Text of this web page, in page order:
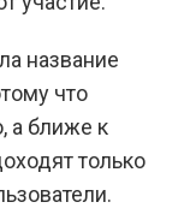
название
что
а ближе к
только